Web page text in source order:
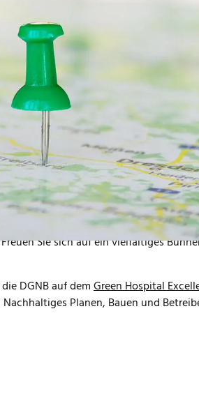
hoffentlich sommerlichen
Veranstaltung der DGNB und für
P5 Property Kongress
in Frankfurt
12. Juni Teil des Panels "Zukunft des
Seema Issar (Senior
Effizienz und soziale
BAKA Tagung 2025einen Vortrag
Sie sich auf ein vielfältiges
DGNB auf demGreen Hospital
Planen, Bauen und